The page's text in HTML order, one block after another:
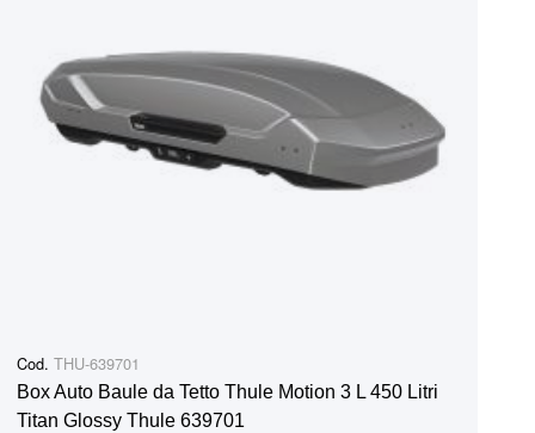
Cod. THU-639701
Box Auto Baule da Tetto Thule Motion 3 L 450 Litri
Titan Glossy Thule 639701